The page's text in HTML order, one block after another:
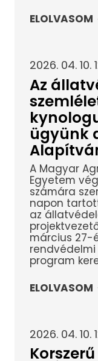
ELOLVASOM
2026. 04. 10.
Az
ügyünk
A Magyar
Egyetem
számára
napon
az
március 27-
rendvédelmi
program
ELOLVASOM
2026. 04. 10.